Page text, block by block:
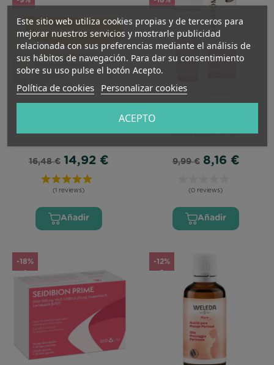
Este sitio web utiliza cookies propias y de terceros para
mejorar nuestros servicios y mostrarle publicidad
relacionada con sus preferencias mediante el análisis de
sus hábitos de navegación. Para dar su consentimiento
sobre su uso pulse el botón Acepto.
Política de cookies Personalizar cookies
ACEPTO
16,48 € 14,92 €
(1 reviews)
Añadir
Grietas Lactancia 15ml
9,99 € 8,16 €
(0 reviews)
Añadir
-18% -12%